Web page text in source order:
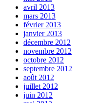
avril 2013
mars 2013
février 2013
janvier 2013
décembre 2012
novembre 2012
octobre 2012
septembre 2012
août 2012
juillet 2012
juin 2012